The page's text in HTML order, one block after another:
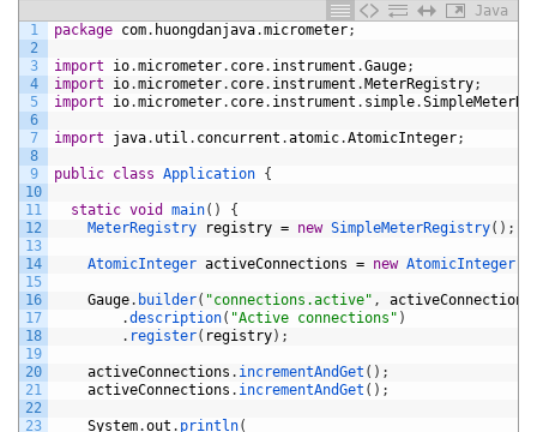
Java
1
2
3
4
5
6
7
8
9
10
11
12
13
14
15
16
17
18
19
20
21
22
23
package com. huongdanjava.micrometer;
import io.micrometer. core. instrument .Gauge;
import
io.micrometer. core. instrument .MeterRegistry;
import
io.micrometer. core. instrument . simple.
import java. util . concurrent .atomic.AtomicInteger;
public class Application {
static void main( )
{
MeterRegistry
registry = new SimpleMeterRegistry( ) ;
AtomicInteger activeConnections = new AtomicInteger
Gauge. builder( "connections.active" , activeConnections
.description( "Active connections" )
. register( registry) ;
activeConnections . incrementAndGet ( ) ;
activeConnections . incrementAndGet ( ) ;
System.out . println(